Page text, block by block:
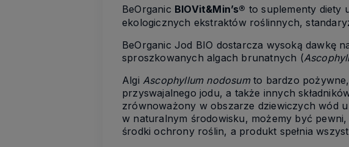
BeOrganic BIOVit&Min’s® to suplementy diety
ekologicznych ekstraktów roślinnych,
BeOrganic Jod BIO dostarcza wysoką dawkę
sproszkowanych algach brunatnych (
Algi Ascophyllum nodosum to bardzo
przyswajalnego jodu, a także innych składnik
zrównoważony w obszarze dziewiczych wód
w naturalnym środowisku, możemy być pewni,
środki ochrony roślin, a produkt spełnia